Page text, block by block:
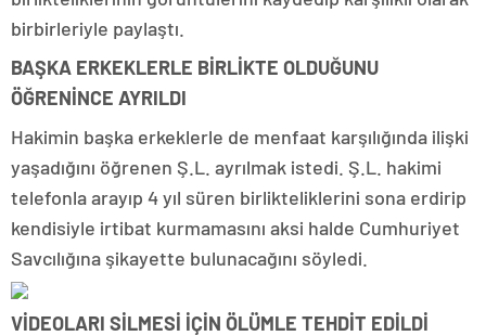
birbirleriyle paylaştı.
BAŞKA ERKEKLERLE BİRLİKTE OLDUĞUNU
ÖĞRENİNCE AYRILDI
Hakimin başka erkeklerle de menfaat karşılığında ilişki
yaşadığını öğrenen Ş.L. ayrılmak istedi. Ş.L. hakimi
telefonla arayıp 4 yıl süren birlikteliklerini sona erdirip
kendisiyle irtibat kurmamasını aksi halde Cumhuriyet
Savcılığına şikayette bulunacağını söyledi.
VİDEOLARI SİLMESİ İÇİN ÖLÜMLE TEHDİT EDİLDİ